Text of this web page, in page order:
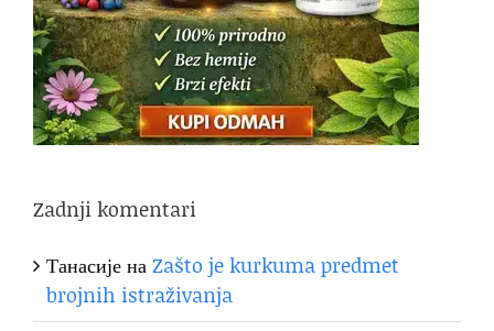
Zadnji komentari
ТанасијенаZašto je kurkuma predmet
brojnih istraživanja